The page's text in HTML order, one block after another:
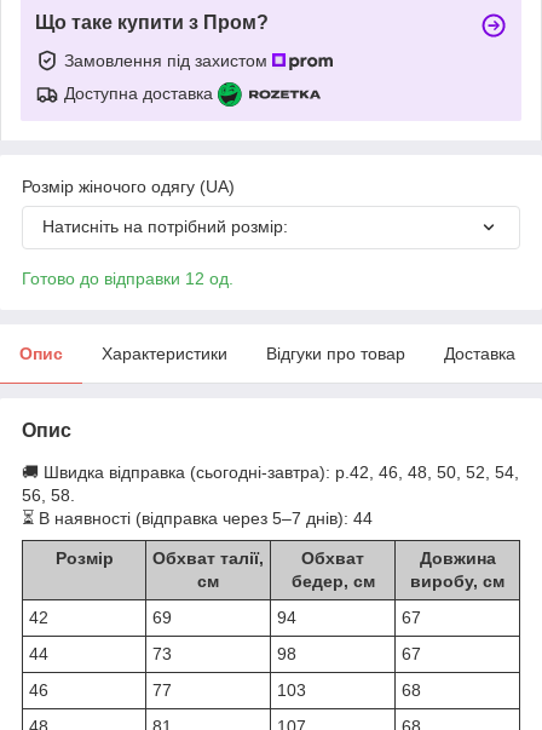
Що таке купити з Пром?
Замовлення під захистом
Доступна доставка
Розмір жіночого одягу (UA)
Натисніть на потрібний розмір:
Готово до відправки 12 од.
Опис Характеристики Відгуки про товар Доставка
Опис
🚚 Швидка відправка (сьогодні-завтра): р.42, 46, 48, 50, 52, 54,
56, 58.
⏳ В наявності (відправка через 5–7 днів): 44
Розмір
Обхват талії,
см
Обхват
бедер, см
Довжина
виробу, см
42
69 94
67
44
73 98
67
46
77 103
68
48
81 107
68